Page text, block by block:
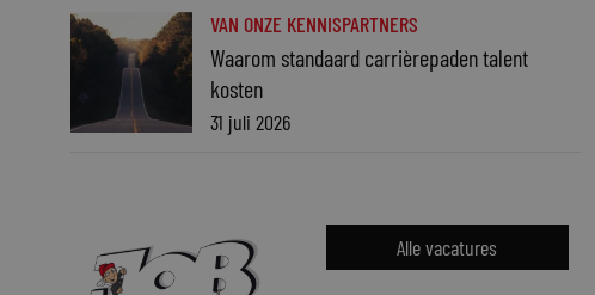
VAN ONZE KENNISPARTNERS
Waarom standaard carrièrepaden talent
kosten
31 juli 2026
Alle vacatures